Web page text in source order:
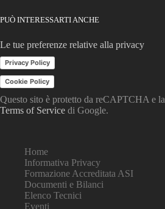
PUÒ INTERESSARTI ANCHE
Le tue preferenze relative alla privacy
Privacy Policy
Cookie Policy
Questo sito è protetto da reCAPTCHA e la
Terms of Service di Google.
Home
Informativa Privacy
Formazione Accreditata ASI
Documenti e Bilanci
Elenco Tecnici
Eventi